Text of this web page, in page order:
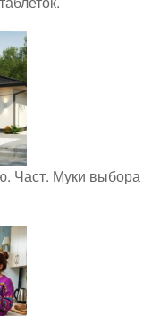
Част. Муки выбора